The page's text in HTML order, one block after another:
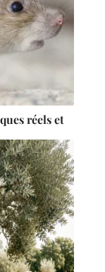
réels et